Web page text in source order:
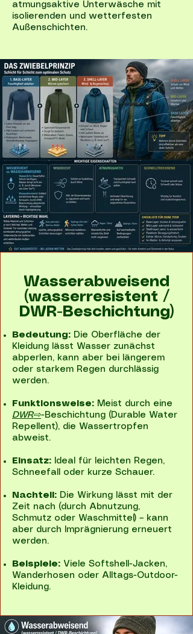
atmungsaktive Unterwäsche mit
isolierenden und wetterfesten
Außenschichten.
Wasserabweisend
(wasserresistent /
DWR-Beschichtung)
Bedeutung: Die Oberfläche der
Kleidung lässt Wasser zunächst
abperlen, kann aber bei längerem
oder starkem Regen durchlässig
werden.
Funktionsweise: Meist durch eine
DWR⇨-Beschichtung (Durable Water
Repellent), die Wassertropfen
abweist.
Einsatz: Ideal für leichten Regen,
Schneefall oder kurze Schauer.
Nachteil: Die Wirkung lässt mit der
Zeit nach (durch Abnutzung,
Schmutz oder Waschmittel) – kann
aber durch Imprägnierung erneuert
werden.
Beispiele: Viele Softshell-Jacken,
Wanderhosen oder Alltags-Outdoor-
Kleidung.